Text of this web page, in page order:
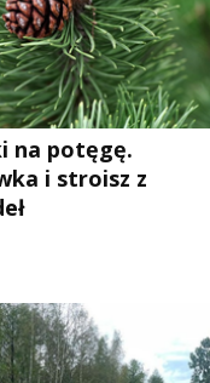
na potęgę.
i stroisz z